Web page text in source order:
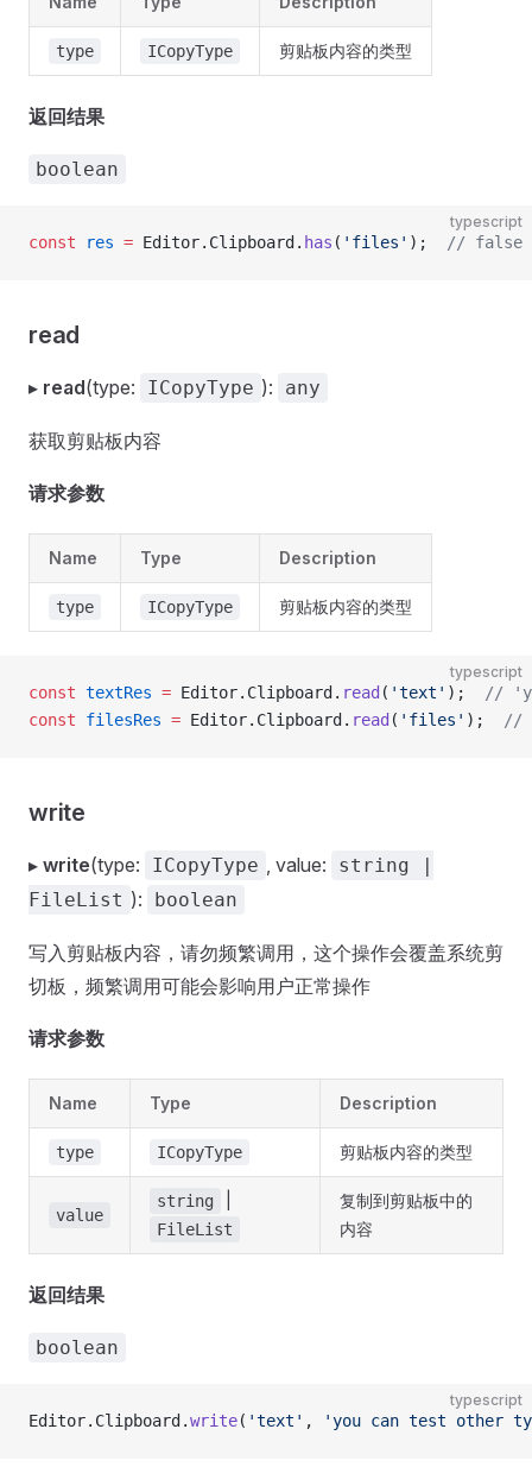
type ICopyType 剪贴板内容的类型
返回结果
boolean
typescript
const res = Editor.Clipboard. has ( 'files' ); // false
read
▸ read(type: ICopyType ): any
获取剪贴板内容
请求参数
Name Type Description
type ICopyType 剪贴板内容的类型
typescript
const textRes = Editor.Clipboard. read ( 'text' );
//
const filesRes = Editor.Clipboard. read ( 'files' ); //
write
▸ write(type: ICopyType , value:
string |
FileList ): boolean
写入剪贴板内容，请勿频繁调用，这个操作会覆盖系统剪
切板，频繁调用可能会影响用户正常操作
请求参数
Name Type Description
type ICopyType 剪贴板内容的类型
value
string
FileList
复制到剪贴板中的
内容
返回结果
boolean
typescript
Editor.Clipboard.write( 'text' , 'you can test other